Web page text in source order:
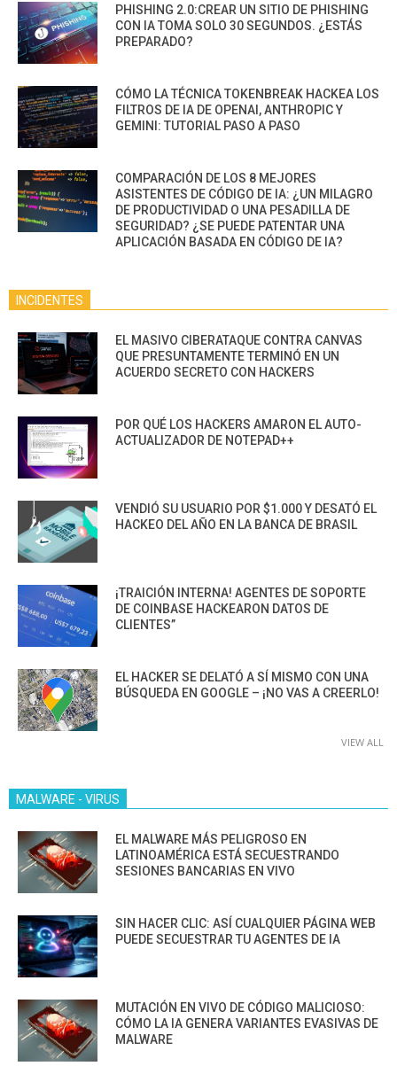
PHISHING 2.0:CREAR UN SITIO DE PHISHING
CON IA TOMA SOLO 30 SEGUNDOS. ¿ESTÁS
PREPARADO?
CÓMO LA TÉCNICA TOKENBREAK HACKEA LOS
FILTROS DE IA DE OPENAI, ANTHROPIC Y
GEMINI: TUTORIAL PASO A PASO
COMPARACIÓN DE LOS 8 MEJORES
ASISTENTES DE CÓDIGO DE IA: ¿UN MILAGRO
DE PRODUCTIVIDAD O UNA PESADILLA DE
SEGURIDAD? ¿SE PUEDE PATENTAR UNA
APLICACIÓN BASADA EN CÓDIGO DE IA?
INCIDENTES
EL MASIVO CIBERATAQUE CONTRA CANVAS
QUE PRESUNTAMENTE TERMINÓ EN UN
ACUERDO SECRETO CON HACKERS
POR QUÉ LOS HACKERS AMARON EL AUTO-
ACTUALIZADOR DE NOTEPAD++
VENDIÓ SU USUARIO POR $1.000 Y DESATÓ EL
HACKEO DEL AÑO EN LA BANCA DE BRASIL
¡TRAICIÓN INTERNA! AGENTES DE SOPORTE
DE COINBASE HACKEARON DATOS DE
CLIENTES”
EL HACKER SE DELATÓ A SÍ MISMO CON UNA
BÚSQUEDA EN GOOGLE – ¡NO VAS A CREERLO!
VIEW ALL
MALWARE - VIRUS
EL MALWARE MÁS PELIGROSO EN
LATINOAMÉRICA ESTÁ SECUESTRANDO
SESIONES BANCARIAS EN VIVO
SIN HACER CLIC: ASÍ CUALQUIER PÁGINA WEB
PUEDE SECUESTRAR TU AGENTES DE IA
MUTACIÓN EN VIVO DE CÓDIGO MALICIOSO:
CÓMO LA IA GENERA VARIANTES EVASIVAS DE
MALWARE